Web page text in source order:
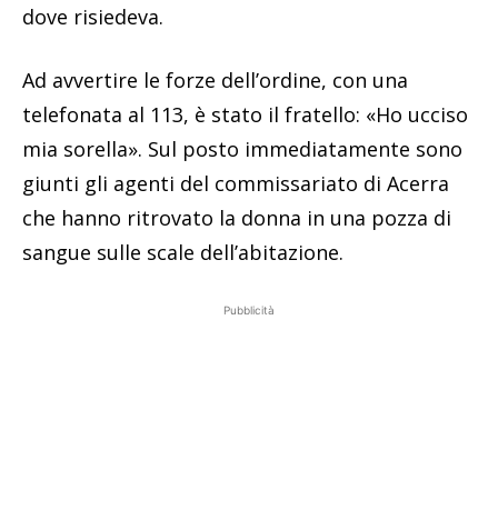
dove risiedeva.
Ad avvertire le forze dell’ordine, con una
telefonata al 113, è stato il fratello: «Ho ucciso
mia sorella». Sul posto immediatamente sono
giunti gli agenti del commissariato di Acerra
che hanno ritrovato la donna in una pozza di
sangue sulle scale dell’abitazione.
Pubblicità